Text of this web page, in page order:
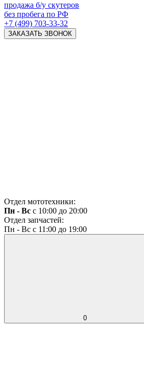
продажа б/у скутеров
без пробега по РФ
+7 (499) 703-33-32
ЗАКАЗАТЬ ЗВОНОК
Отдел мототехники:
Пн - Вс с 10:00 до 20:00
Отдел запчастей:
Пн - Вс с 11:00 до 19:00
0